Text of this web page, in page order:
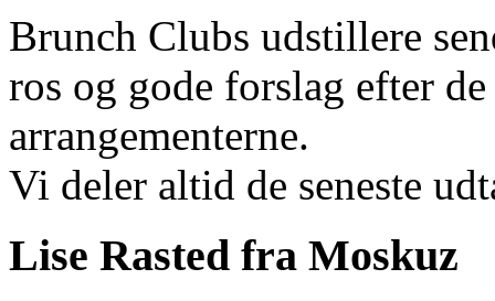
Brunch Clubs udstillere
ros og gode forslag efter
arrangementerne.
Vi deler altid de seneste
Lise Rasted fra Moskuz